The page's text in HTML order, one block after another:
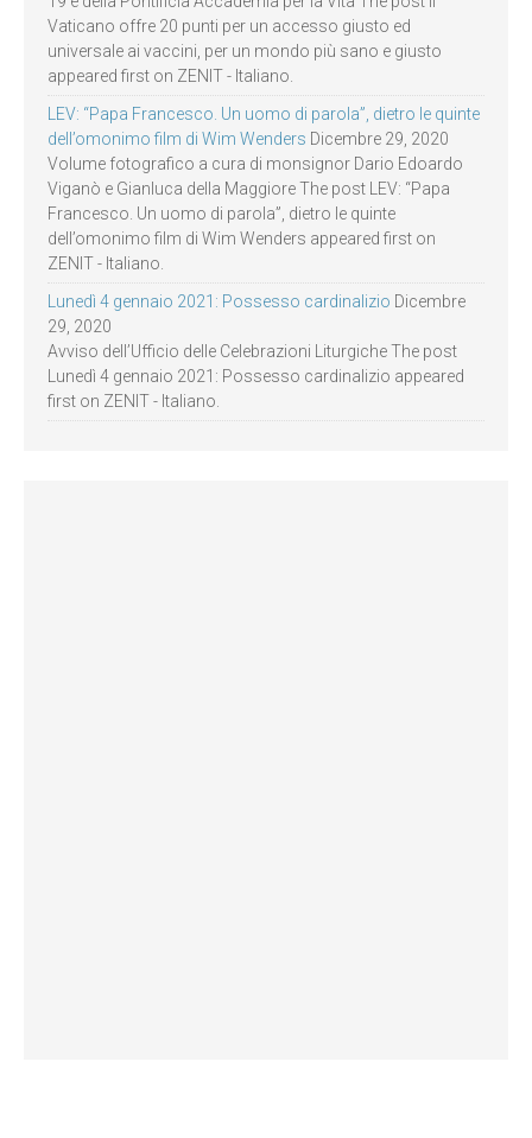
Vaticano offre 20 punti per un accesso giusto ed
universale ai vaccini, per un mondo più sano e giusto
appeared first on ZENIT - Italiano.
LEV: “Papa Francesco. Un uomo di parola”, dietro le quinte
dell’omonimo film di Wim Wenders Dicembre 29, 2020
Volume fotografico a cura di monsignor Dario Edoardo
Viganò e Gianluca della Maggiore The post LEV: “Papa
Francesco. Un uomo di parola”, dietro le quinte
dell’omonimo film di Wim Wenders appeared first on
ZENIT - Italiano.
Lunedì 4 gennaio 2021: Possesso cardinalizio Dicembre
29, 2020
Avviso dell’Ufficio delle Celebrazioni Liturgiche The post
Lunedì 4 gennaio 2021: Possesso cardinalizio appeared
first on ZENIT - Italiano.